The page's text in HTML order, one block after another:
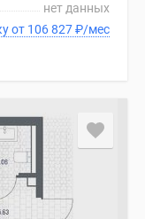
нет данных
В ипотеку от 106 827₽/мес